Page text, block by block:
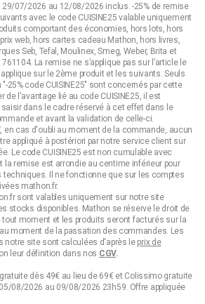
29/07/2026 au 12/08/2026 inclus. -25% de remise
avec le code CUISINE25 valable uniquement
comportant des économies, hors lots, hors
web, hors cartes cadeau Mathon, hors livres,
Seb, Tefal, Moulinex, Smeg, Weber, Brita et
La remise ne s’applique pas sur l’article le
sur le 2ème produit et les suivants. Seuls
25% code CUISINE25" sont concernés par cette
de l'avantage lié au code CUISINE25, il est
dans le cadre réservé à cet effet dans le
et avant la validation de celle-ci.
, en cas d'oubli au moment de la commande, aucun
appliqué à postériori par notre service client sur
Le code CUISINE25 est non cumulable avec
la remise est arrondie au centime inférieur pour
Il ne fonctionne que sur les comptes
mathon.fr.
sont valables uniquement sur notre site
stocks disponibles. Mathon se réserve le droit de
tout moment et les produits seront facturés sur la
moment de la passation des commandes. Les
notre site sont calculées d'après le prix de
leur définition dans nos CGV.
dès 49€ au lieu de 69€ et Colissimo gratuite
08/2026 au 09/08/2026 23h59. Offre appliquée